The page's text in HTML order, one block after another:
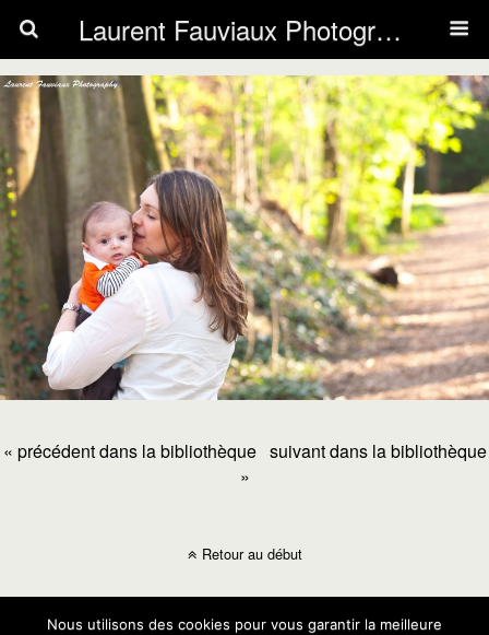
Laurent Fauviaux Photography
« précédent dans la bibliothèque suivant dans la bibliothèque
»
Retour au début
Nous utilisons des cookies pour vous garantir la meilleure